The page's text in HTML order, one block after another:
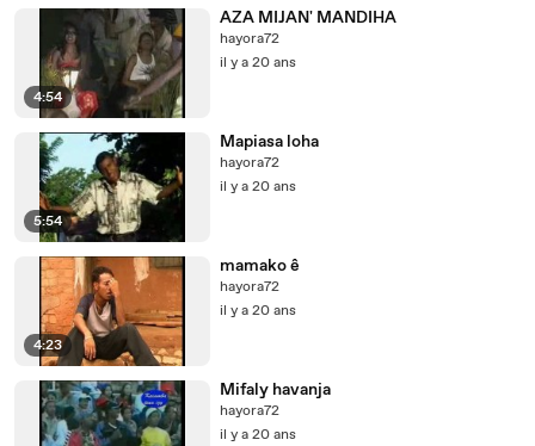
4:54
AZA MIJAN' MANDIHA
hayora72
il y a 20 ans
5:54
Mapiasa loha
hayora72
il y a 20 ans
4:23
mamako ê
hayora72
il y a 20 ans
Mifaly havanja
hayora72
il y a 20 ans